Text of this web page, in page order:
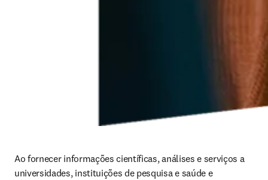
Ao fornecer informações científicas, análises e serviços a
universidades, instituições de pesquisa e saúde e